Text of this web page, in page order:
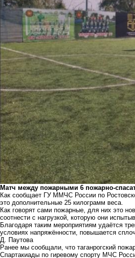
Матч между пожарными 6 пожарно-
Как сообщает ГУ ММЧС России по
это дополнительные 25 килограмм веса.
Как говорят сами пожарные, для них это
соотнести с нагрузкой, которую они
Благодаря таким мероприятиям удаётся
условиях напряжённости, повышается
Д. Паутова
Ранее мы сообщали, что таганрогский
Спартакиады по гиревому спорту МЧС